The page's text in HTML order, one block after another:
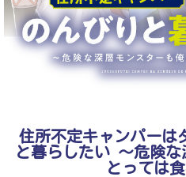
住所不定キャンパーは
と暮らしたい ～危険
とっては